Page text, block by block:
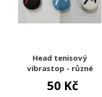
Head tenisový
vibrastop - různé
50 Kč